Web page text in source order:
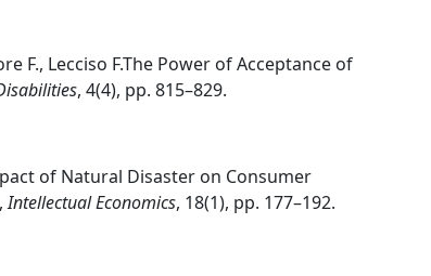
F., Lecciso F.The Power of Acceptance of
, 4(4), pp. 815–829.
of Natural Disaster on Consumer
Intellectual Economics, 18(1), pp. 177–192.